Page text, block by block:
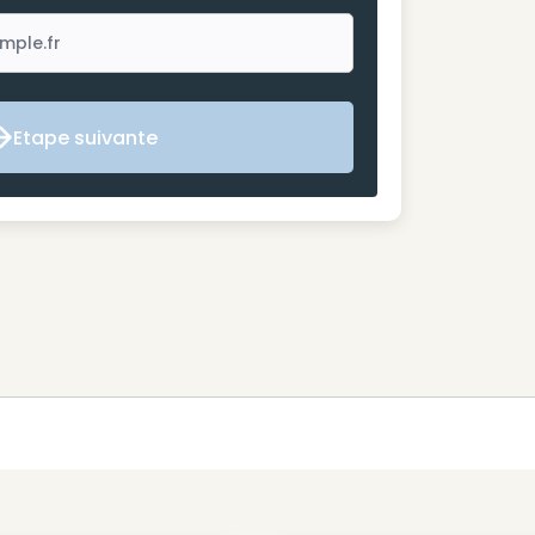
Etape suivante
Etape suivante